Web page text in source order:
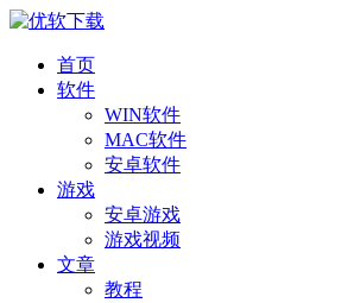
首页
软件
WIN软件
MAC软件
安卓软件
游戏
安卓游戏
游戏视频
文章
教程